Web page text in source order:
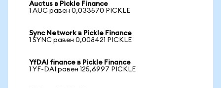
Auctus в Pickle Finance
1 AUC равен 0,033570 PICKLE
Sync Network в Pickle Finance
1 SYNC равен 0,008421 PICKLE
YfDAI finance в Pickle Finance
1 YF-DAI равен 125,6997 PICKLE